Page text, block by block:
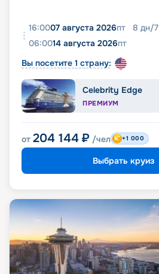
16:0007 августа 2026пт 8 дн/7
06:0014 августа 2026пт
Вы посетите 1 страну:
Celebrity Edge
ПРЕМИУМ
от 204 144 ₽ /чел +1 000
Выбрать круиз